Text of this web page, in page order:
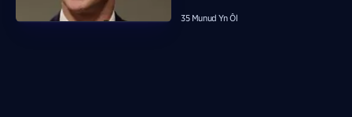
35 Munud Yn Ôl